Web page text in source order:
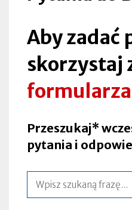
Aby zadać
skorzystaj
formularza
Przeszukaj*
pytania i
Wpisz
szukaną